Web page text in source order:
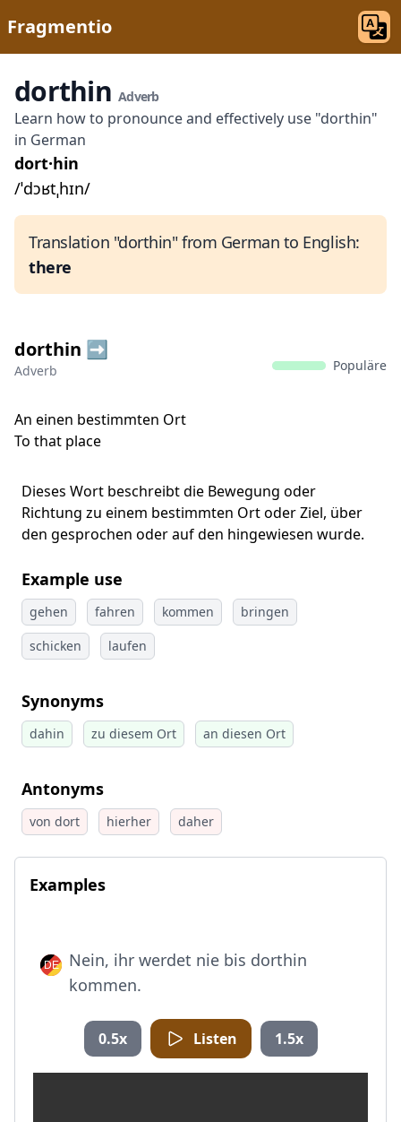
Fragmentio
dorthin Adverb
Learn how to pronounce and effectively use "dorthin"
in German
dort·hin
/ˈdɔʁtˌhɪn/
Translation "dorthin" from German to English:
there
dorthin ➡️
Adverb Populäre
An einen bestimmten Ort
To that place
Dieses Wort beschreibt die Bewegung oder
Richtung zu einem bestimmten Ort oder Ziel, über
den gesprochen oder auf den hingewiesen wurde.
Example use
gehen fahren kommen
bringen
schicken
laufen
Synonyms
dahin zu diesem Ort an diesen Ort
Antonyms
von dort hierher daher
Examples
Nein, ihr werdet nie bis dorthin
kommen.
0.5x Listen 1.5x